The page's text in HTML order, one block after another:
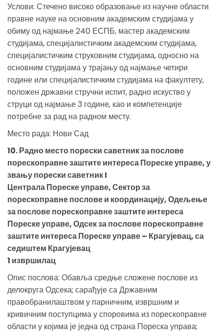
Услови: Стечено високо образовање из научне области
правне науке на основним академским студијама у
обиму од најмање 240 ЕСПБ, мастер академским
студијама, специјалистичким академским студијама,
специјалистичким струковним студијама, односно на
основним студијама у трајању од најмање четири
године или специјалистичким студијама на факултету,
положен државни стручни испит, радно искуство у
струци од најмање 3 године, као и компетенције
потребне за рад на радном месту.
Место рада: Нови Сад
10. Радно место порески саветник за послове
порескоправне заштите интереса Пореске управе, у
звању порески саветник I
Централа Пореске управе, Сектор за
порескоправне послове и координацију, Одељење
за послове порескоправне заштите интереса
Пореске управе, Одсек за послове порескоправне
заштите интереса Пореске управе – Крагујевац, са
седиштем Крагујевац
1 извршилац
Опис послова: Обавља средње сложене послове из
делокруга Одсека; сарађује са Државним
правобранилаштвом у парничним, извршним и
кривичним поступцима у споровима из порескоправне
области у којима је једна од страна Пореска управа;